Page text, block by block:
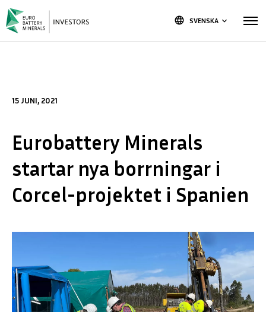
language SVENSKA keyboard_arrow_down
15 JUNI, 2021
Eurobattery Minerals
startar nya borrningar i
Corcel-projektet i Spanien